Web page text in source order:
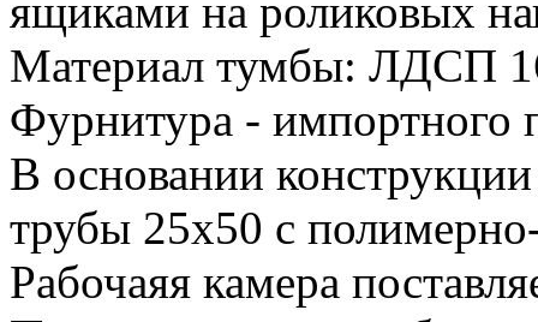
ящиками на роликовых
Материал тумбы: ЛДСП
Фурнитура - импортного
В основании
трубы 25х50 с
Рабочаяя камера